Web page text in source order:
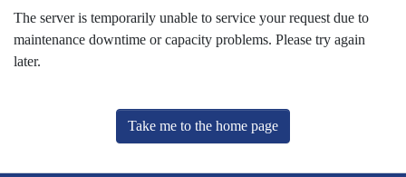
The server is temporarily unable to service your request due to
maintenance downtime or capacity problems. Please try again
later.
Take me to the home page